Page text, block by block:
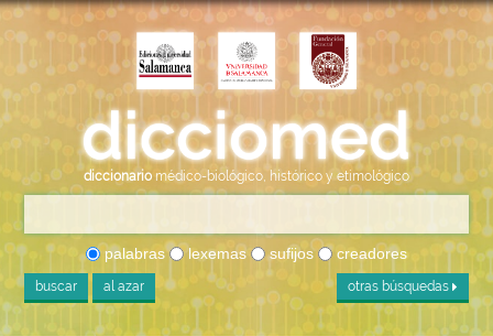
diccionario médico-biológico, histórico y etimológico
palabras lexemas sufijos creadores
buscar al azar otras búsquedas